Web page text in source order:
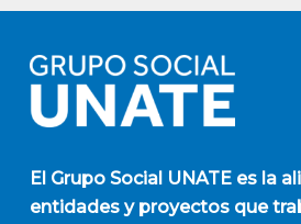
El Grupo Social UNATEes la
entidades y proyectos que